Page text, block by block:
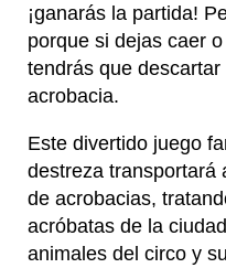
¡ganarás la partida!
porque si dejas caer
tendrás que
acrobacia.
Este divertido juego
destreza transportará
de acrobacias,
acróbatas de la
animales del circo y